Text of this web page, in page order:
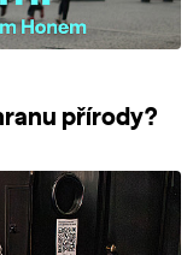
přírody?